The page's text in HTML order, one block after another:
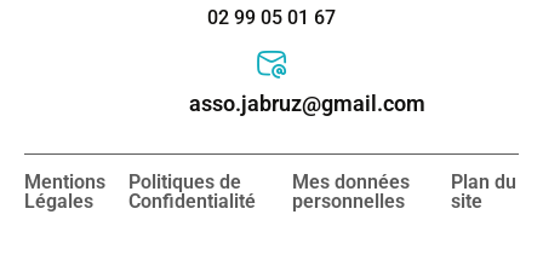
02 99 05 01 67
asso.jabruz@gmail.com
Mentions
Légales
Politiques de
Confidentialité
Mes données
personnelles
Plan du
site